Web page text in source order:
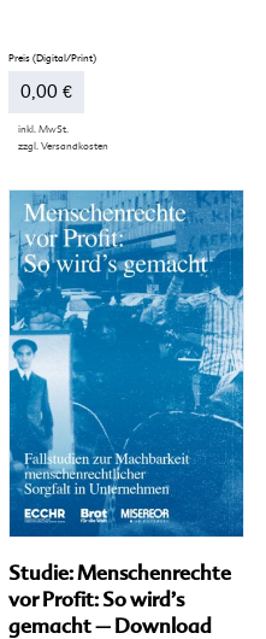
0,00 €
inkl. MwSt.
zzgl. Versandkosten
weist
mehrere
Varianten
auf.
Die
Optionen
können
auf
der
Produktseite
gewählt
werden
Studie: Menschenrechte
vor Profit: So wird’s
gemacht – Download